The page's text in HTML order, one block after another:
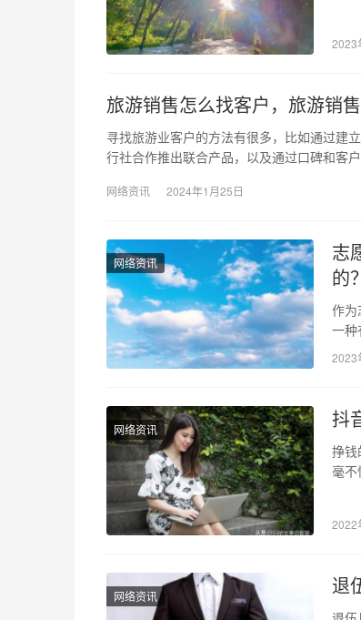
2023
旅游销售怎么找客户，旅游销
寻找旅游业客户的方法有很多，比如通过建
行社合作推出联合产品，以及通过口碑和客
网络资讯 2024年1月25日
网络资讯
志
的？
作为
一种
愿
2023
网络资讯 抖
挣钱
毫不
2022
网络资讯 退